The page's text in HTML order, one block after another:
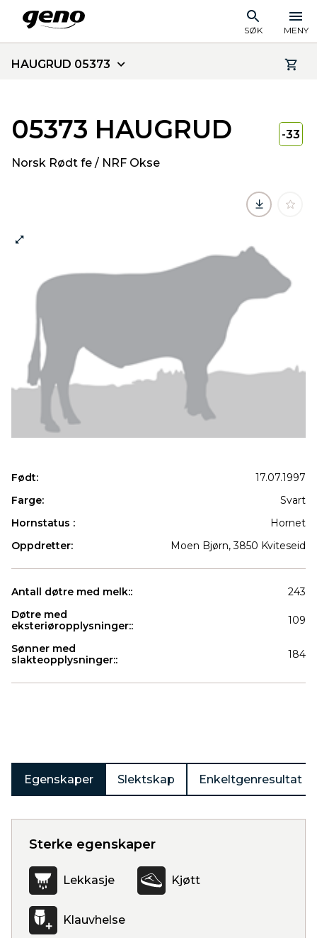
SØK MENY
HAUGRUD 05373
05373 HAUGRUD
Norsk Rødt fe / NRF Okse
-33
Født:
17.07.1997
Farge:
Svart
Hornstatus :
Hornet
Oppdretter:
Moen Bjørn, 3850 Kviteseid
Antall døtre med melk::
243
Døtre med
eksteriøropplysninger::
109
Sønner med
slakteopplysninger::
184
Egenskaper Slektskap Enkeltgenresultat
Sterke egenskaper
Lekkasje Kjøtt
Klauvhelse